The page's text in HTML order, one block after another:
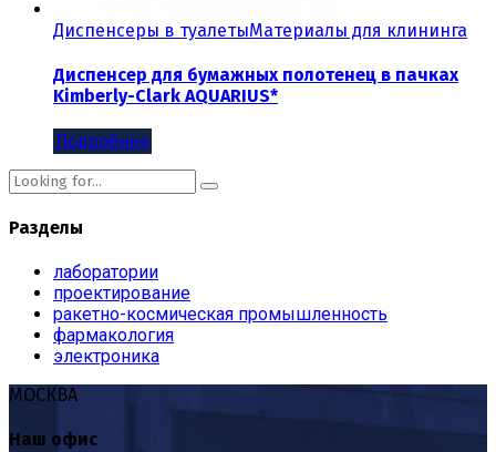
Диспенсеры в туалетыМатериалы для клининга
Диспенсер для бумажных полотенец в пачках
Kimberly-Clark AQUARIUS*
Подробнее
Разделы
лаборатории
проектирование
ракетно-космическая промышленность
фармакология
электроника
МОСКВА
Наш офис